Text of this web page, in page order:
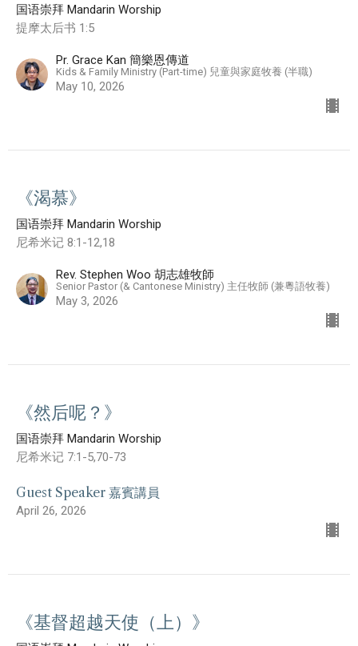
国语崇拜 Mandarin Worship
提摩太后书 1:5
Pr. Grace Kan 簡樂恩傳道
Kids & Family Ministry (Part-time) 兒童與家庭牧養 (半職)
May 10, 2026
《渴慕》
国语崇拜 Mandarin Worship
尼希米记 8:1-12,18
Rev. Stephen Woo 胡志雄牧師
Senior Pastor (& Cantonese Ministry) 主任牧師 (兼粵語牧養)
May 3, 2026
《然后呢？》
国语崇拜 Mandarin Worship
尼希米记 7:1-5,70-73
Guest Speaker 嘉賓講員
April 26, 2026
《基督超越天使（上）》